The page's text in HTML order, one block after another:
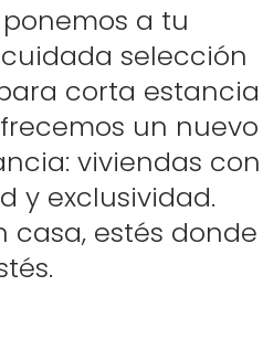
ponemos a tu
selección
corta estancia
un nuevo
viviendas con
y exclusividad.
casa, estés donde